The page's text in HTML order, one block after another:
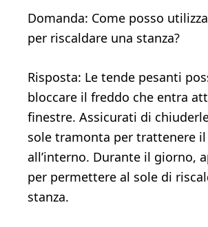
Domanda: Come posso
per riscaldare una stanza?
Risposta: Le tende pesanti
bloccare il freddo che entra
finestre. Assicurati di
sole tramonta per trattenere
all’interno. Durante il giorno,
per permettere al sole di
stanza.